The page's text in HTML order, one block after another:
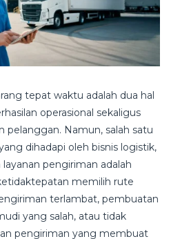
tepat waktu adalah dua hal
operasional sekaligus
pelanggan. Namun, salah satu
dihadapi oleh bisnis logistik,
pengiriman adalah
memilih rute
terlambat, pembuatan
yang salah, atau tidak
pengiriman yang membuat